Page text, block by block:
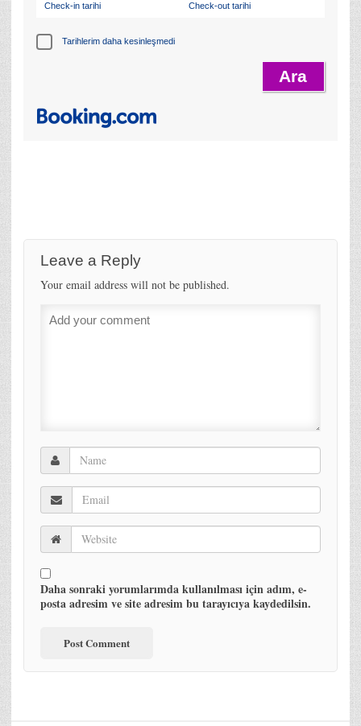
Check-in tarihi Check-out tarihi
Tarihlerim daha kesinleşmedi
Leave a Reply
Your email address will not be published.
Daha sonraki yorumlarımda kullanılması için adım, e-
posta adresim ve site adresim bu tarayıcıya kaydedilsin.